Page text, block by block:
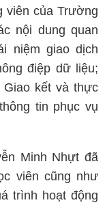
viên của Trường
nội dung quan
niệm giao dịch
điệp dữ liệu;
kết và thực
tin phục vụ
Minh Nhựt đã
viên cũng như
trình hoạt động